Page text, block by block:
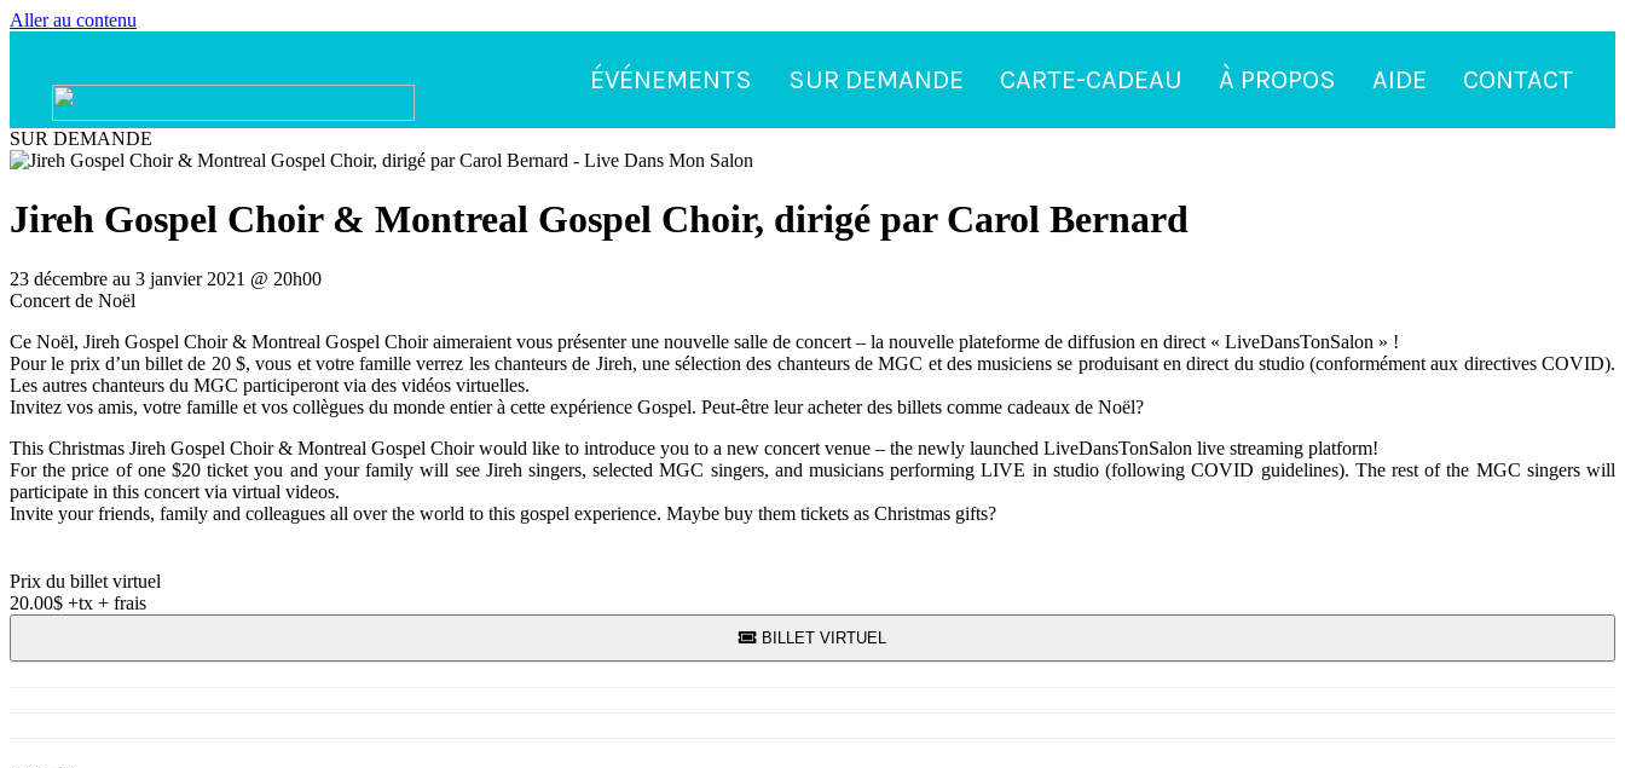
Aller au contenu
CONTACT
AIDE
À PROPOS
CARTE-CADEAU
SUR DEMANDE
ÉVÉNEMENTS
SUR DEMANDE
Jireh Gospel Choir & Montreal Gospel Choir, dirigé par Carol Bernard
23 décembre au 3 janvier 2021 @ 20h00
Concert de Noël
Ce Noël, Jireh Gospel Choir & Montreal Gospel Choir aimeraient vous présenter une nouvelle salle de concert – la nouvelle plateforme de diffusion en direct « LiveDansTonSalon » !
Pour le prix d’un billet de 20 $, vous et votre famille verrez les chanteurs de Jireh, une sélection des chanteurs de MGC et des musiciens se produisant en direct du studio (conformément aux directives COVID).
Les autres chanteurs du MGC participeront via des vidéos virtuelles.
Invitez vos amis, votre famille et vos collègues du monde entier à cette expérience Gospel. Peut-être leur acheter des billets comme cadeaux de Noël?
This Christmas Jireh Gospel Choir & Montreal Gospel Choir would like to introduce you to a new concert venue – the newly launched LiveDansTonSalon live streaming platform!
For the price of one $20 ticket you and your family will see Jireh singers, selected MGC singers, and musicians performing LIVE in studio (following COVID guidelines). The rest of the MGC singers will
participate in this concert via virtual videos.
Invite your friends, family and colleagues all over the world to this gospel experience. Maybe buy them tickets as Christmas gifts?
Prix du billet virtuel
20.00$ +tx + frais
BILLET VIRTUEL